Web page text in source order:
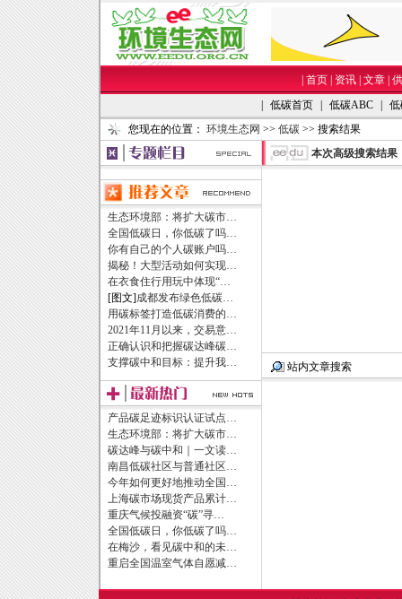
首页 资讯 文章
低碳首页 低碳ABC
低
您现在的位置： 环境生态网 >> 低碳 >> 搜索结果
生态环境部：将扩大碳市…
全国低碳日，你低碳了吗…
你有自己的个人碳账户吗…
揭秘！大型活动如何实现…
在衣食住行用玩中体现“…
[图文]成都发布绿色低碳…
用碳标签打造低碳消费的…
2021年11月以来，交易意…
正确认识和把握碳达峰碳…
支撑碳中和目标：提升我…
产品碳足迹标识认证试点…
生态环境部：将扩大碳市…
碳达峰与碳中和｜一文读…
南昌低碳社区与普通社区…
今年如何更好地推动全国…
上海碳市场现货产品累计…
重庆气候投融资“碳”寻…
全国低碳日，你低碳了吗…
在梅沙，看见碳中和的未…
重启全国温室气体自愿减…
本次高级搜索结果
站内文章搜索